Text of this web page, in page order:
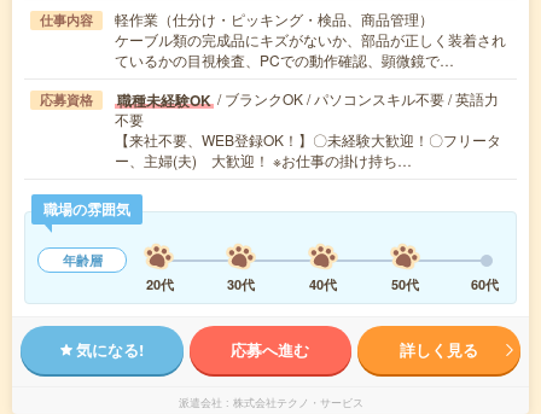
仕事内容
軽作業（仕分け・ピッキング・検品、商品管理）
ケーブル類の完成品にキズがないか、部品が正しく装着され
ているかの目視検査、PCでの動作確認、顕微鏡で…
応募資格 職種未経験OK / ブランクOK / パソコンスキル不要 / 英語力
不要
【来社不要、WEB登録OK！】〇未経験大歓迎！〇フリータ
ー、主婦(夫) 大歓迎！ ※お仕事の掛け持ち…
職場の雰囲気
年齢層
20代
30代 40代 50代 60代
気になる! 応募へ進む 詳しく見る
派遣会社 株式会社テクノ・サービス